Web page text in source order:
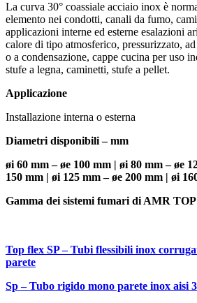
La curva 30° coassiale acciaio inox è
elemento nei condotti, canali da fumo,
applicazioni interne ed esterne esalazioni
calore di tipo atmosferico, pressurizzato,
o a condensazione, cappe cucina per uso
stufe a legna, caminetti, stufe a pellet.
Applicazione
Installazione interna o esterna
Diametri disponibili – mm
øi 60 mm – øe 100 mm | øi 80 mm – øe
150 mm | øi 125 mm – øe 200 mm | øi
Gamma dei sistemi fumari di AMR TOP
Top flex SP – Tubi flessibili inox
parete
Sp – Tubo rigido mono parete inox aisi